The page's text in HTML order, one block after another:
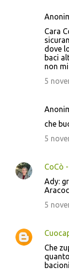
Cara
dove
baci
non
5
che
5
CoCò
Ady:
5
Che